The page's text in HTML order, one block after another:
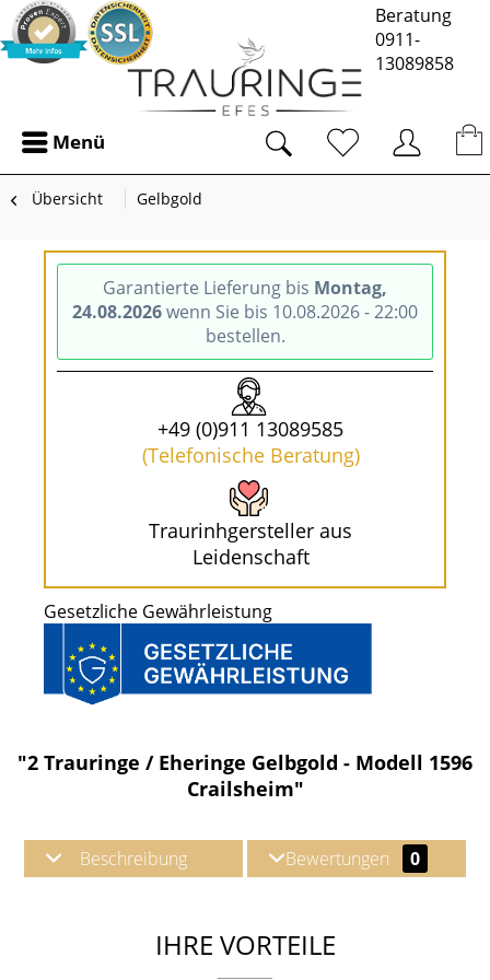
Beratung
0911-
13089858
Menü
Übersicht Gelbgold
Garantierte Lieferung bis Montag,
24.08.2026wenn Sie bis 10.08.2026 - 22:00
bestellen.
+49 (0)911 13089585
(Telefonische Beratung)
Traurinhgersteller aus
Leidenschaft
Gesetzliche Gewährleistung
"2 Trauringe / Eheringe Gelbgold - Modell 1596
Crailsheim"
Beschreibung Bewertungen 0
IHRE VORTEILE